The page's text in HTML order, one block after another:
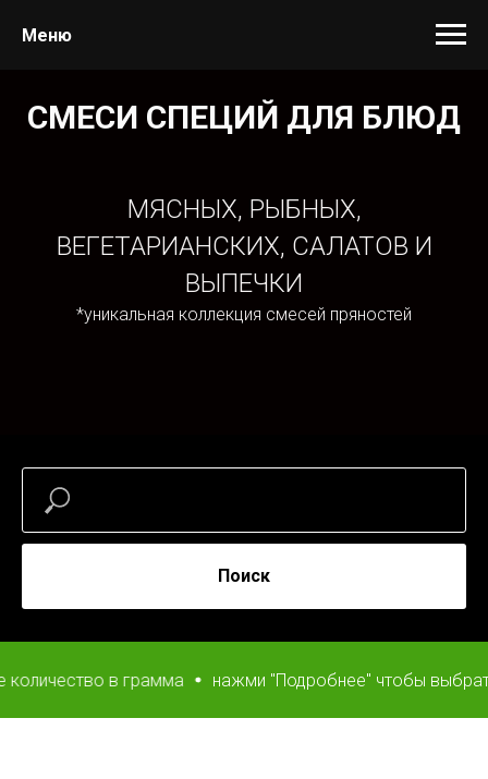
Меню
СМЕСИ СПЕЦИЙ ДЛЯ БЛЮД
МЯСНЫХ, РЫБНЫХ,
ВЕГЕТАРИАНСКИХ, САЛАТОВ И
ВЫПЕЧКИ
*уникальная коллекция смесей пряностей
Поиск
в грамма нажми "Подробнее" чтобы выбрать